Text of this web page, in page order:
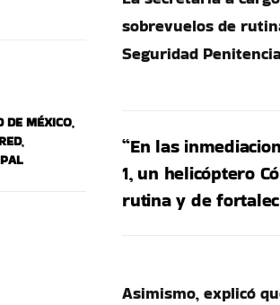
DE MÉXICO,
,
sobrevuelos de
Seguridad
“En las
1, un helicóptero
rutina y de
Asimismo, explicó